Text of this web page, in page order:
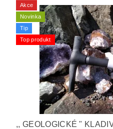
Akce
Novinka
Tip
Top produkt
,, GEOLOGICKÉ "